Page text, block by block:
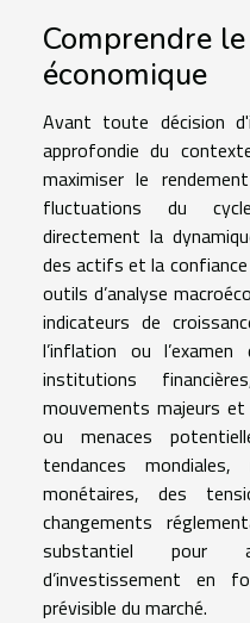
Comprendre
économique
Avant toute décision
approfondie du
maximiser le
fluctuations du
directement la
des actifs et la
outils d’analyse
indicateurs de
l’inflation ou
institutions
mouvements majeurs
ou menaces
tendances
monétaires, des
changements
substantiel pour
d’investissement en
prévisible du marché.